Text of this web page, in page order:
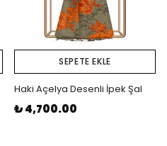
SEPETE EKLE
Haki Açelya Desenli İpek Şal
₺ 4,700.00